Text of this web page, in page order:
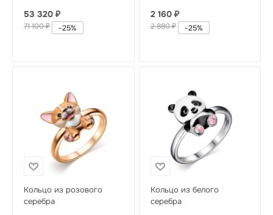
53 320 ₽
71 100₽ -25%
2 160₽
2 880₽ -25%
Кольцо из розового
серебра
Кольцо из белого
серебра